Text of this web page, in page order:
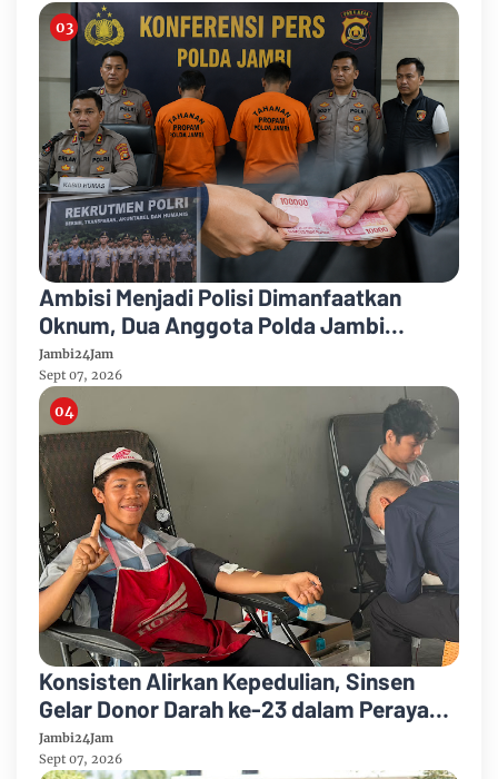
Ambisi Menjadi Polisi Dimanfaatkan
Oknum, Dua Anggota Polda Jambi
Diduga Tipu Calon Bintara dengan Janji
Kelulusan
Jambi24Jam
Sept 07, 2026
Konsisten Alirkan Kepedulian, Sinsen
Gelar Donor Darah ke-23 dalam Perayaan
Anniversary Sinsen
Jambi24Jam
Sept 07, 2026